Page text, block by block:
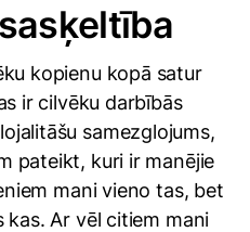
kopienu kopā satur
ir cilvēku darbībās
samezglojums,
pateikt, kuri ir manējie
mani vieno tas, bet
Ar vēl citiem mani